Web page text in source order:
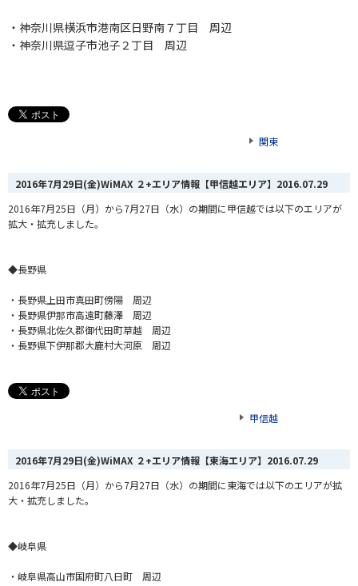
・神奈川県横浜市港南区日野南７丁目 周辺
・神奈川県逗子市池子２丁目 周辺
関東
2016年7月29日(金)WiMAX ２+エリア情報【甲信越エリア】 2016.07.29
2016年7月25日（月）から7月27日（水）の期間に甲信越では以下のエリアが
拡大・拡充しました。
◆長野県
・長野県上田市真田町傍陽 周辺
・長野県伊那市高遠町藤澤 周辺
・長野県北佐久郡御代田町草越 周辺
・長野県下伊那郡大鹿村大河原 周辺
甲信越
2016年7月29日(金)WiMAX ２+エリア情報【東海エリア】 2016.07.29
2016年7月25日（月）から7月27日（水）の期間に東海では以下のエリアが拡
大・拡充しました。
◆岐阜県
・岐阜県高山市国府町八日町 周辺